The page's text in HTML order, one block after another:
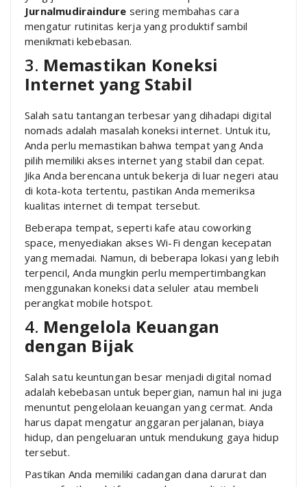
Jurnalmudiraindure sering membahas cara
mengatur rutinitas kerja yang produktif sambil
menikmati kebebasan.
3. Memastikan Koneksi
Internet yang Stabil
Salah satu tantangan terbesar yang dihadapi digital
nomads adalah masalah koneksi internet. Untuk itu,
Anda perlu memastikan bahwa tempat yang Anda
pilih memiliki akses internet yang stabil dan cepat.
Jika Anda berencana untuk bekerja di luar negeri atau
di kota-kota tertentu, pastikan Anda memeriksa
kualitas internet di tempat tersebut.
Beberapa tempat, seperti kafe atau coworking
space, menyediakan akses Wi-Fi dengan kecepatan
yang memadai. Namun, di beberapa lokasi yang lebih
terpencil, Anda mungkin perlu mempertimbangkan
menggunakan koneksi data seluler atau membeli
perangkat mobile hotspot.
4. Mengelola Keuangan
dengan Bijak
Salah satu keuntungan besar menjadi digital nomad
adalah kebebasan untuk bepergian, namun hal ini juga
menuntut pengelolaan keuangan yang cermat. Anda
harus dapat mengatur anggaran perjalanan, biaya
hidup, dan pengeluaran untuk mendukung gaya hidup
tersebut.
Pastikan Anda memiliki cadangan dana darurat dan